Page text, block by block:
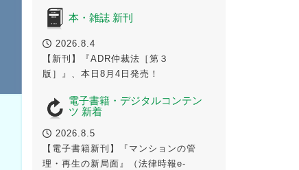
本・雑誌 新刊
2026.8.4
【新刊】『ADR仲裁法［第３
版］』、本日8月4日発売！
電子書籍・デジタルコンテン
ツ 新着
2026.8.5
【電子書籍新刊】『マンションの管
理・再生の新局面』（法律時報e-